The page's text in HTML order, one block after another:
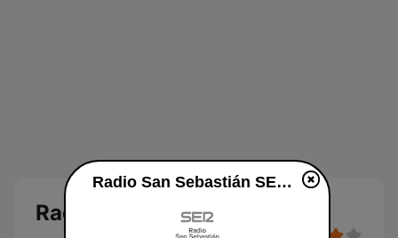
Radio San Sebastián SER
Radio San Sebastián SER live luisteren